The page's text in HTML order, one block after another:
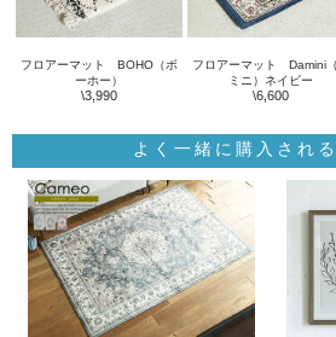
フロアーマット BOHO（ボ
ーホー）
\3,990
フロアーマット Damini
ミニ）ネイビー
\6,600
よく一緒に購入され